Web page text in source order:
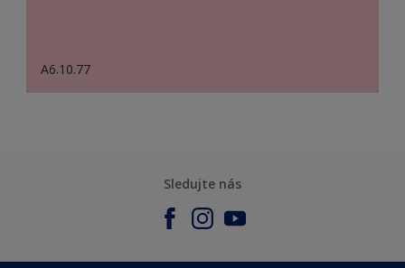
A6.10.77
Sledujte nás